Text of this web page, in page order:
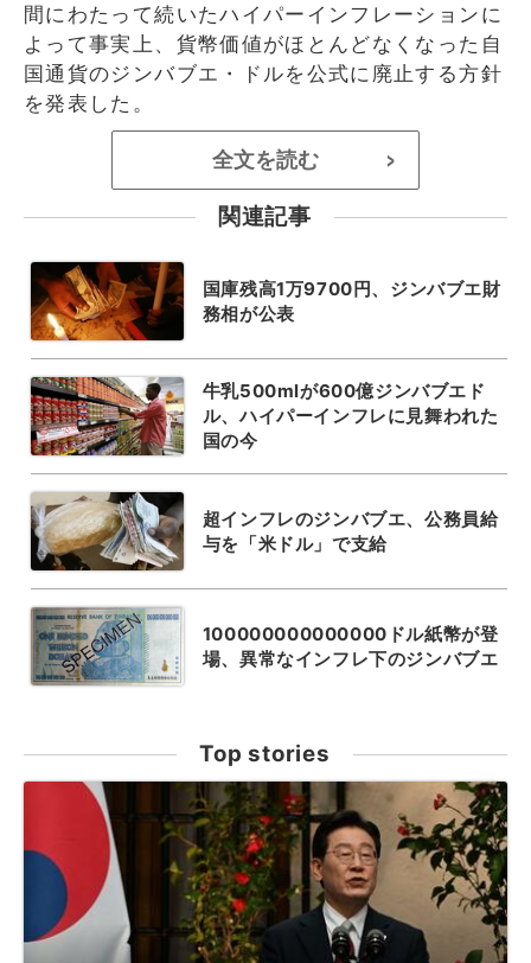
間にわたって続いたハイパーインフレーションに
よって事実上、貨幣価値がほとんどなくなった自
国通貨のジンバブエ・ドルを公式に廃止する方針
を発表した。
全文を読む >
関連記事
国庫残高1万9700円、ジンバブエ財
務相が公表
牛乳500mlが600億ジンバブエド
ル、ハイパーインフレに見舞われた
国の今
超インフレのジンバブエ、公務員給
与を「米ドル」で支給
100000000000000ドル紙幣が登
場、異常なインフレ下のジンバブエ
Top stories